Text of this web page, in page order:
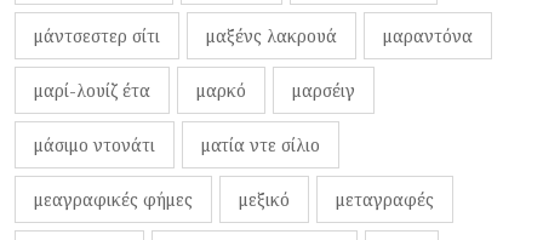
μάντσεστερ σίτι μαξένς λακρουά μαραντόνα
μαρί-λουίζ έτα μαρκό μαρσέιγ
μάσιμο ντονάτι ματία ντε σίλιο
μεαγραφικές φήμες μεξικό μεταγραφές